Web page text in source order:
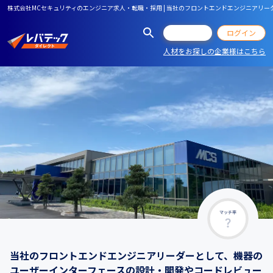
株式会社MCセキュリティのエンジニア求人・転職・採用 | 当社のフロントエンドエンジニアリ
ログイン
人材をお探しの企業様はこちら
マッチ率
当社のフロントエンドエンジニアリーダーとして、機器の
ユーザーインターフェースの設計・開発やコードレビュー